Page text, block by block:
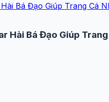
Bá Đạo Giúp Trang Cá
Hài Bá Đạo Giúp